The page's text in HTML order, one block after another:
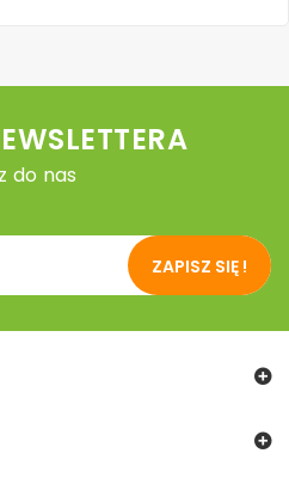
do nas
ZAPISZ SIĘ !